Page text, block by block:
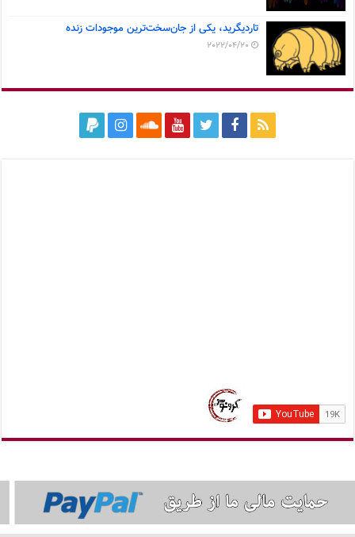
تاردیگرید، یکی از جان‌سخت‌ترین موجودات زنده
2022/04/20